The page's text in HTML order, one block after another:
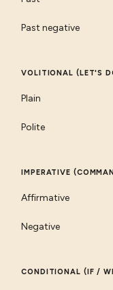
Past negative
VOLITIONAL (LET'S
Plain
Polite
IMPERATIVE
Affirmative
Negative
CONDITIONAL (IF /